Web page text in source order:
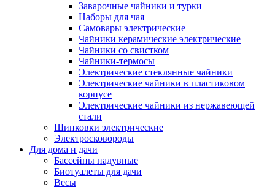
Заварочные чайники и турки
Наборы для чая
Самовары электрические
Чайники керамические электрические
Чайники со свистком
Чайники-термосы
Электрические стеклянные чайники
Электрические чайники в пластиковом
корпусе
Электрические чайники из нержавеющей
стали
Шинковки электрические
Электросковороды
Для дома и дачи
Бассейны надувные
Биотуалеты для дачи
Весы